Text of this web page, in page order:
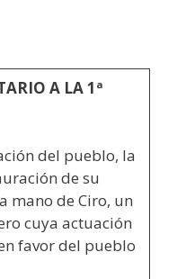
A LA 1ª
del pueblo, la
de su
mano de Ciro, un
cuya actuación
favor del pueblo